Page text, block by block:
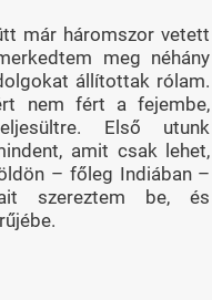
már háromszor vetett
meg néhány
állítottak rólam.
nem fért a fejembe,
Első utunk
amit csak lehet,
– főleg Indiában –
szereztem be, és